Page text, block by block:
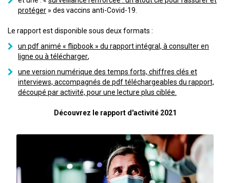
protéger » des vaccins anti-Covid-19.
Le rapport est disponible sous deux formats :
un pdf animé « flipbook » du rapport intégral, à consulter en
ligne ou à télécharger,
une version numérique des temps forts, chiffres clés et
interviews, accompagnés de pdf téléchargeables du rapport,
découpé par activité, pour une lecture plus ciblée.
Découvrez le rapport d'activité 2021